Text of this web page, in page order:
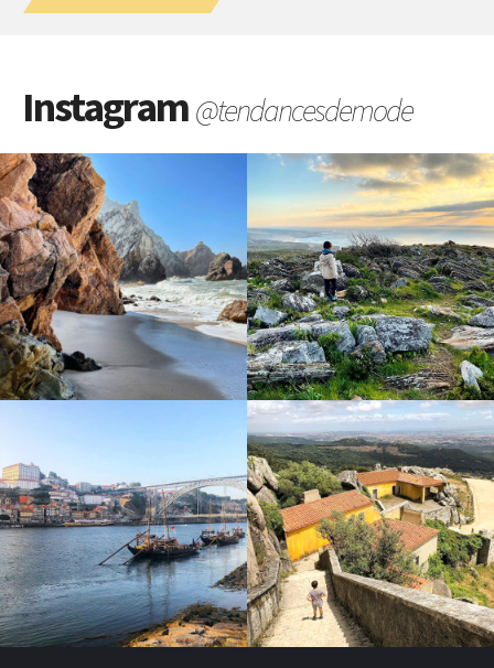
Instagram@tendancesdemode